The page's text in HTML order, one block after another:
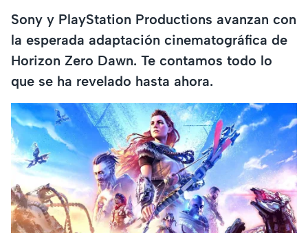
Sony y PlayStation Productions avanzan con
la esperada adaptación cinematográfica de
Horizon Zero Dawn. Te contamos todo lo
que se ha revelado hasta ahora.